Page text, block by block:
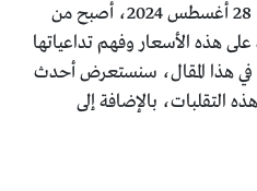
شهدتها الأسواق العالمية اليوم، 28 أغسطس 2024، أصبح من
هذه الأسعار وفهم تداعياتها
في هذا المقال، سنستعرض أحدث
التقلبات، بالإضافة إلى